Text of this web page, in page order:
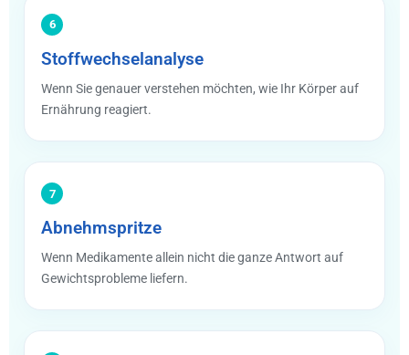
6
Stoffwechselanalyse
Wenn Sie genauer verstehen möchten, wie Ihr Körper auf
Ernährung reagiert.
7
Abnehmspritze
Wenn Medikamente allein nicht die ganze Antwort auf
Gewichtsprobleme liefern.